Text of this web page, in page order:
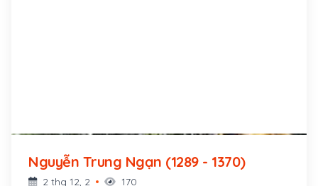
Nguyễn Trung Ngạn (1289 - 1370)
2 thg 12, 2 170